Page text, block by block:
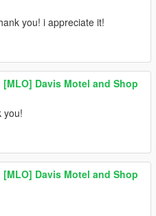
you! i appreciate it!
[MLO] Davis Motel and Shop
you!
[MLO] Davis Motel and Shop